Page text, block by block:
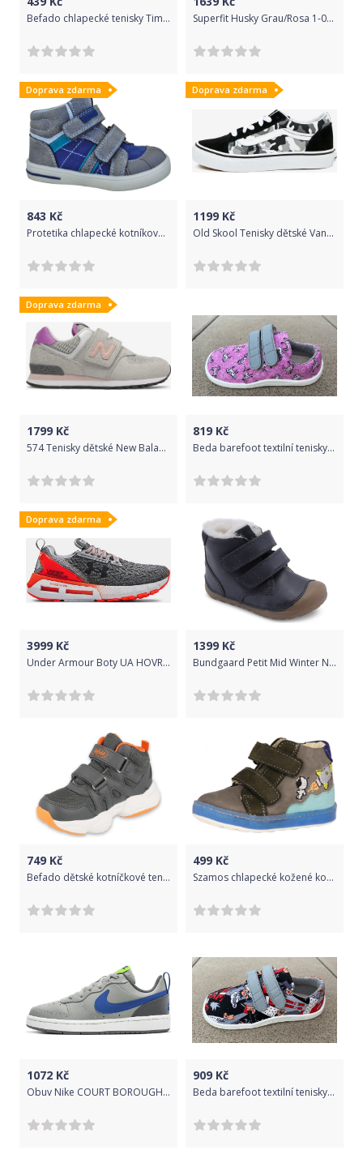
Befado chlapecké tenisky Tim 251Q063 37 šedá Superfit Husky Grau/Rosa 1-000045-2010 Gore-Tex Velikost: 21
Doprava zdarma
843 Kč
Protetika chlapecké kotníkové boty Elo 19 šedá/modrá
Doprava zdarma
1199 Kč
Old Skool Tenisky dětské Vans | Černá Šedá | Chlapecké | 27,5
Doprava zdarma
1799 Kč
574 Tenisky dětské New Balance | Šedá | Dívčí | 34,5
819 Kč
Beda barefoot textilní tenisky Unicorn 23 143 67
Doprava zdarma
3999 Kč
Under Armour Boty UA HOVR Mega 2 Clone-GRY 41
1399 Kč
Bundgaard Petit Mid Winter Navy 20 131 58
749 Kč
Befado dětské kotníčkové tenisky Sport 516X050/516Y050 27 šedá
499 Kč
Szamos chlapecké kožené kotníčkové tenisky 1593-20393 19 šedá
1072 Kč
Obuv Nike COURT BOROUGH LOW 2 (GS) bq5448-012 Velikost 36,5 EU
909 Kč
Beda barefoot textilní tenisky Comics 31 200 76